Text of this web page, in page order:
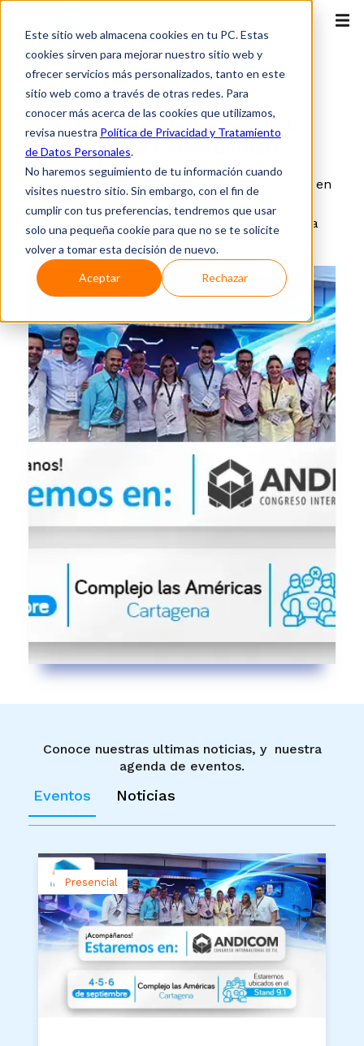
Este sitio web almacena cookies en tu PC. Estas
cookies sirven para mejorar nuestro sitio web y
ofrecer servicios más personalizados, tanto en este
sitio web como a través de otras redes. Para
conocer más acerca de las cookies que utilizamos,
revisa nuestra Política de Privacidad y Tratamiento
de Datos Personales.
No haremos seguimiento de tu información cuando
visites nuestro sitio. Sin embargo, con el fin de
cumplir con tus preferencias, tendremos que usar
solo una pequeña cookie para que no se te solicite
volver a tomar esta decisión de nuevo.
Aceptar Rechazar
Evento destacado
InterNexa en Andicom 2024:
innovación y conectividad
🚀 ¡Nos vemos en Andicom 2024! 🚀 Este año, en
InterNexa, estamos listos para llevar la
conectividad a otro nivel en el evento donde la
Innovación y ...
Conoce nuestras ultimas noticias, y nuestra
agenda de eventos.
Eventos Noticias
Presencial